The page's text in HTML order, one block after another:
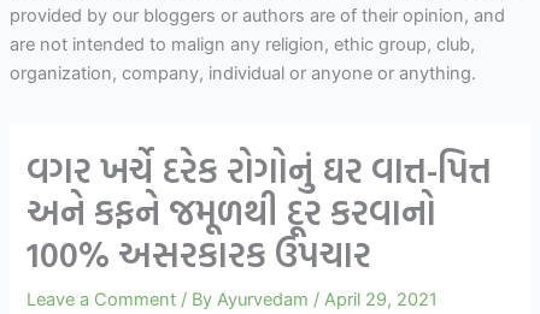
provided by our bloggers or authors are of their opinion, and
are not intended to malign any religion, ethic group, club,
organization, company, individual or anyone or anything.
વગર ખર્ચે દરેક રોગોનું ઘર વાત્ત-પિત્ત
અને કફને જમૂળથી દૂર કરવાનો
100% અસરકારક ઉપચાર
Leave a Comment / ByAyurvedam /April 29, 2021